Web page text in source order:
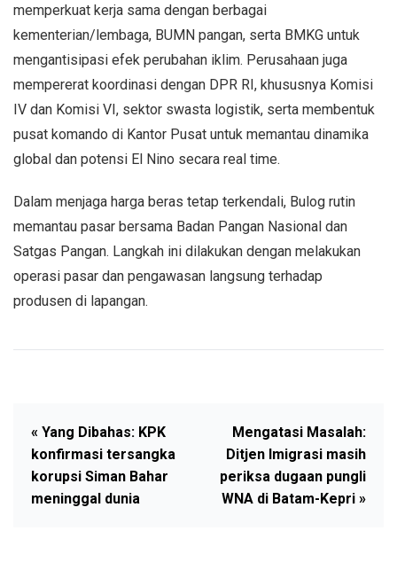
memperkuat kerja sama dengan berbagai
kementerian/lembaga, BUMN pangan, serta BMKG untuk
mengantisipasi efek perubahan iklim. Perusahaan juga
mempererat koordinasi dengan DPR RI, khususnya Komisi
IV dan Komisi VI, sektor swasta logistik, serta membentuk
pusat komando di Kantor Pusat untuk memantau dinamika
global dan potensi El Nino secara real time.
Dalam menjaga harga beras tetap terkendali, Bulog rutin
memantau pasar bersama Badan Pangan Nasional dan
Satgas Pangan. Langkah ini dilakukan dengan melakukan
operasi pasar dan pengawasan langsung terhadap
produsen di lapangan.
« Yang Dibahas: KPK
konfirmasi tersangka
korupsi Siman Bahar
meninggal dunia
Mengatasi Masalah:
Ditjen Imigrasi masih
periksa dugaan pungli
WNA di Batam-Kepri »